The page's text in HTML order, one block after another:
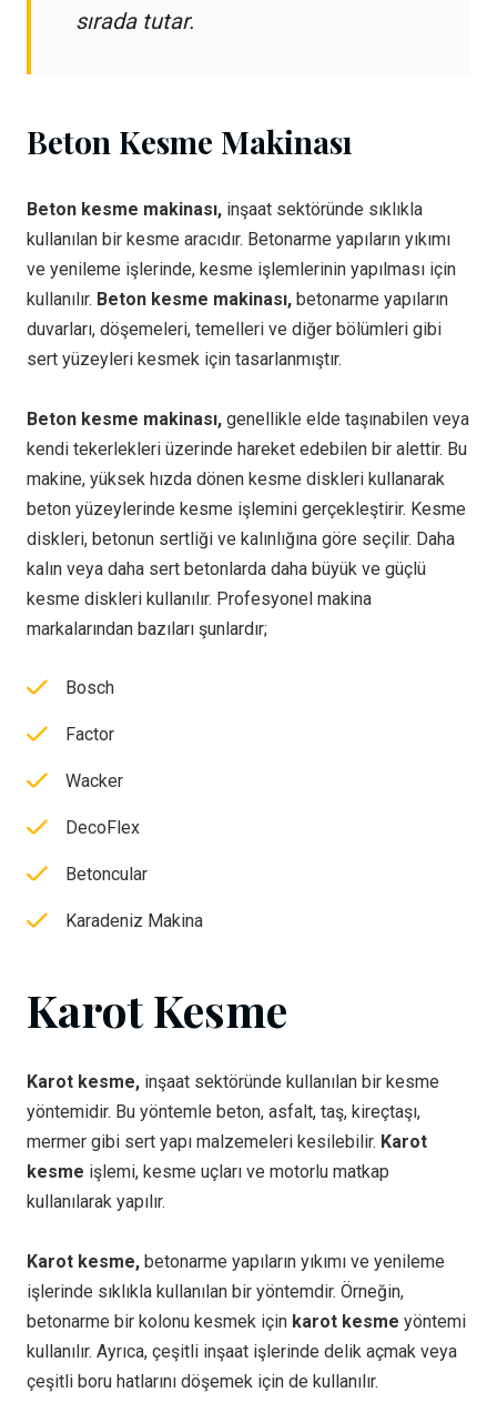
sırada tutar.
Beton Kesme Makinası
Beton kesme makinası, inşaat sektöründe sıklıkla
kullanılan bir kesme aracıdır. Betonarme yapıların yıkımı
ve yenileme işlerinde, kesme işlemlerinin yapılması için
kullanılır. Beton kesme makinası, betonarme yapıların
duvarları, döşemeleri, temelleri ve diğer bölümleri gibi
sert yüzeyleri kesmek için tasarlanmıştır.
Beton kesme makinası, genellikle elde taşınabilen veya
kendi tekerlekleri üzerinde hareket edebilen bir alettir. Bu
makine, yüksek hızda dönen kesme diskleri kullanarak
beton yüzeylerinde kesme işlemini gerçekleştirir. Kesme
diskleri, betonun sertliği ve kalınlığına göre seçilir. Daha
kalın veya daha sert betonlarda daha büyük ve güçlü
kesme diskleri kullanılır. Profesyonel makina
markalarından bazıları şunlardır;
Bosch
Factor
Wacker
DecoFlex
Betoncular
Karadeniz Makina
Karot Kesme
Karot kesme, inşaat sektöründe kullanılan bir kesme
yöntemidir. Bu yöntemle beton, asfalt, taş, kireçtaşı,
mermer gibi sert yapı malzemeleri kesilebilir. Karot
kesme işlemi, kesme uçları ve motorlu matkap
kullanılarak yapılır.
Karot kesme, betonarme yapıların yıkımı ve yenileme
işlerinde sıklıkla kullanılan bir yöntemdir. Örneğin,
betonarme bir kolonu kesmek için karot kesme yöntemi
kullanılır. Ayrıca, çeşitli inşaat işlerinde delik açmak veya
çeşitli boru hatlarını döşemek için de kullanılır.